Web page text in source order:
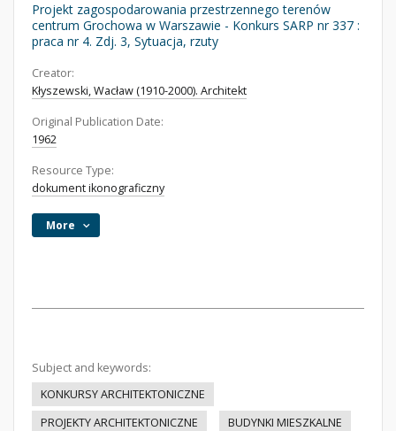
Projekt zagospodarowania przestrzennego terenów
centrum Grochowa w Warszawie - Konkurs SARP nr 337 :
praca nr 4. Zdj. 3, Sytuacja, rzuty
Creator:
Kłyszewski, Wacław (1910-2000). Architekt
Original Publication Date:
1962
Resource Type:
dokument ikonograficzny
More
Subject and keywords:
KONKURSY ARCHITEKTONICZNE
PROJEKTY ARCHITEKTONICZNE
BUDYNKI MIESZKALNE